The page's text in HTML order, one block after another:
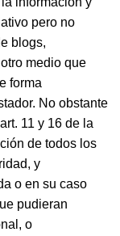
pero no
blogs,
medio que
forma
No obstante
11 y 16 de la
de todos los
y
o en su caso
pudieran
o